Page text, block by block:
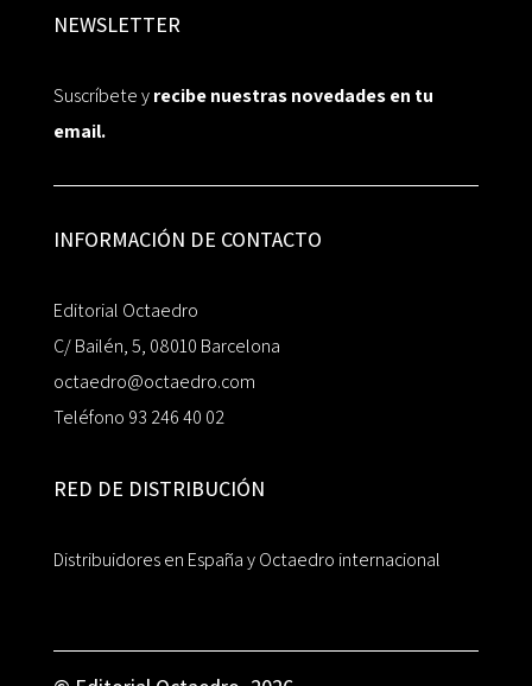
NEWSLETTER
Suscríbete yrecibe nuestras novedades en tu
email.
INFORMACIÓN DE CONTACTO
Editorial Octaedro
C/ Bailén, 5, 08010 Barcelona
octaedro@octaedro.com
Teléfono 93 246 40 02
RED DE DISTRIBUCIÓN
Distribuidores en España y Octaedro internacional